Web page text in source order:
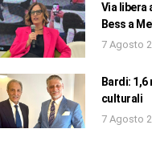
Via libera
Bess a
7 Agosto
Bardi:
culturali
7 Agosto